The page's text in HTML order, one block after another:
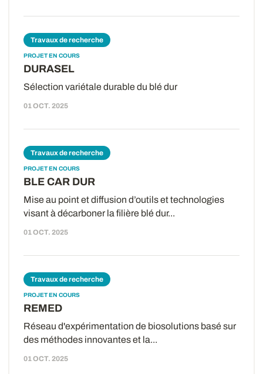
Travaux de recherche
PROJET EN COURS
DURASEL
Sélection variétale durable du blé dur
01 OCT. 2025
Travaux de recherche
PROJET EN COURS
BLE CAR DUR
Mise au point et diffusion d’outils et technologies
visant à décarboner la filière blé dur...
01 OCT. 2025
Travaux de recherche
PROJET EN COURS
REMED
Réseau d'expérimentation de biosolutions basé sur
des méthodes innovantes et la...
01 OCT. 2025